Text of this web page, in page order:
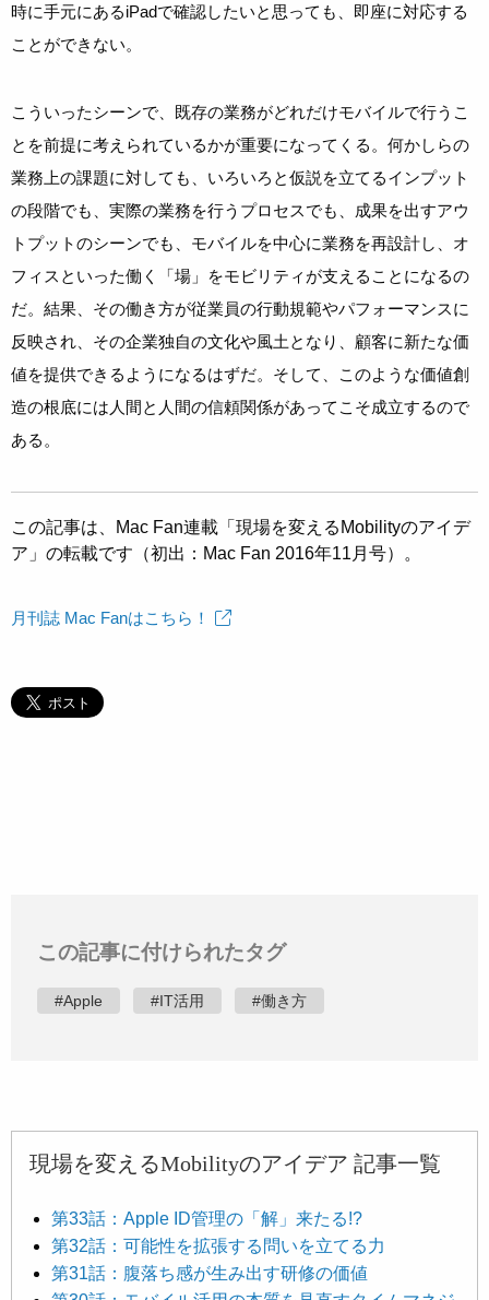
時に手元にあるiPadで確認したいと思っても、即座に対応する
ことができない。
こういったシーンで、既存の業務がどれだけモバイルで行うこ
とを前提に考えられているかが重要になってくる。何かしらの
業務上の課題に対しても、いろいろと仮説を立てるインプット
の段階でも、実際の業務を行うプロセスでも、成果を出すアウ
トプットのシーンでも、モバイルを中心に業務を再設計し、オ
フィスといった働く「場」をモビリティが支えることになるの
だ。結果、その働き方が従業員の行動規範やパフォーマンスに
反映され、その企業独自の文化や風土となり、顧客に新たな価
値を提供できるようになるはずだ。そして、このような価値創
造の根底には人間と人間の信頼関係があってこそ成立するので
ある。
この記事は、Mac Fan連載「現場を変えるMobilityのアイデ
ア」の転載です（初出：Mac Fan 2016年11月号）。
月刊誌 Mac Fanはこちら！
この記事に付けられたタグ
#Apple #IT活用 #働き方
現場を変えるMobilityのアイデア 記事一覧
第33話：Apple ID管理の「解」来たる!?
第32話：可能性を拡張する問いを立てる力
第31話：腹落ち感が生み出す研修の価値